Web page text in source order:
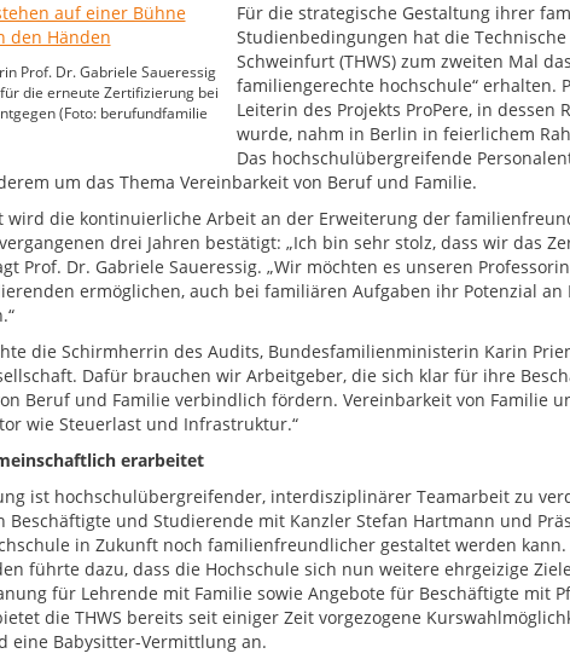
Prof. Dr. Gabriele Saueressig
die erneute Zertifizierung bei
(Foto: berufundfamilie
Für die strategische Gestaltung ihrer
Studienbedingungen hat die
Schweinfurt (THWS) zum zweiten Mal
familiengerechte hochschule“ erhalten.
Leiterin des Projekts ProPere, in
wurde, nahm in Berlin in feierlichem
Das hochschulübergreifende
um das Thema Vereinbarkeit von Beruf und Familie.
wird die kontinuierliche Arbeit an der Erweiterung der
drei Jahren bestätigt: „Ich bin sehr stolz, dass wir das
Prof. Dr. Gabriele Saueressig. „Wir möchten es unseren
ermöglichen, auch bei familiären Aufgaben ihr Potenzial an
die Schirmherrin des Audits, Bundesfamilienministerin Karin
Dafür brauchen wir Arbeitgeber, die sich klar für ihre
Beruf und Familie verbindlich fördern. Vereinbarkeit von Familie
wie Steuerlast und Infrastruktur.“
erarbeitet
ist hochschulübergreifender, interdisziplinärer Teamarbeit zu
Beschäftigte und Studierende mit Kanzler Stefan Hartmann und
in Zukunft noch familienfreundlicher gestaltet werden
führte dazu, dass die Hochschule sich nun weitere ehrgeizige
für Lehrende mit Familie sowie Angebote für Beschäftigte mit
die THWS bereits seit einiger Zeit vorgezogene
eine Babysitter-Vermittlung an.